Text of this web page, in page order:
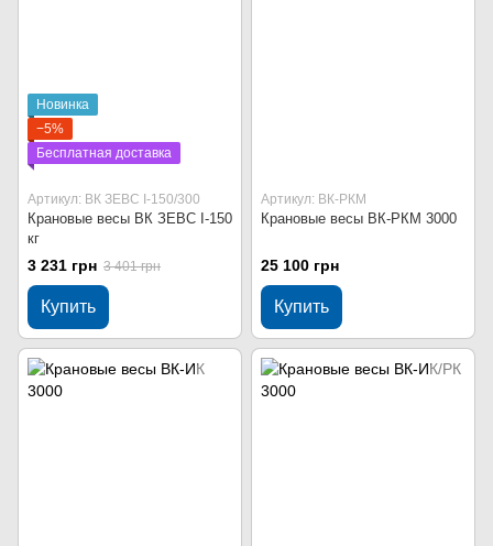
Новинка
−5%
Бесплатная доставка
Артикул: ВК ЗЕВС І-150/300
Крановые весы ВК ЗЕВС І-150
кг
3 231 грн 3 401 грн
Купить
Артикул: ВК-РКМ
Крановые весы ВК-РКМ 3000
25 100 грн
Купить